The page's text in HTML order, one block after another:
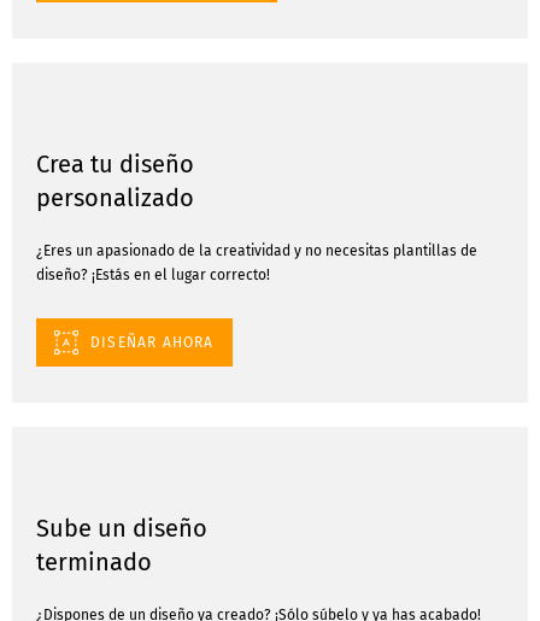
Crea tu diseño
personalizado
¿Eres un apasionado de la creatividad y no necesitas plantillas de
diseño? ¡Estás en el lugar correcto!
DISEÑAR AHORA
Sube un diseño
terminado
¿Dispones de un diseño ya creado? ¡Sólo súbelo y ya has acabado!